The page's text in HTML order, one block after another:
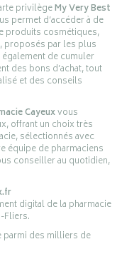
privilègeMy Very Best
permet d’accéder à de
produits cosmétiques,
proposés par les plus
de cumuler
des bons d’achat, tout
et des conseils
Cayeuxvous
offrant un choix très
sélectionnés avec
équipe de pharmaciens
conseiller au quotidien,
digital de la pharmacie
Fliers.
parmi des milliers de